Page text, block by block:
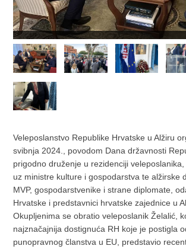
Veleposlanstvo Republike Hrvatske u Alžiru
svibnja 2024., povodom Dana državnosti
prigodno druženje u rezidenciji veleposlanika,
uz ministre kulture i gospodarstva te alžirske
MVP, gospodarstvenike i strane diplomate,
Hrvatske i predstavnici hrvatske zajednice u
Okupljenima se obratio veleposlanik Želalić,
najznačajnija dostignuća RH koje je postigla
punopravnog članstva u EU, predstavio